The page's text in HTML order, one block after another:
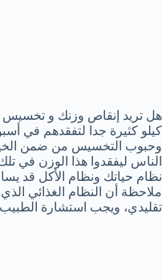
كيلو كثيرة جدا لتفقدهم في
وحبوب التخسيس من ضمن
الناس ليفقدوا هذا الوزن في
نظام حياتك ونظام الأكل قد
ملاحظة أن النظام الغذائي
تقليدي، ويجب استشارة الطبيب